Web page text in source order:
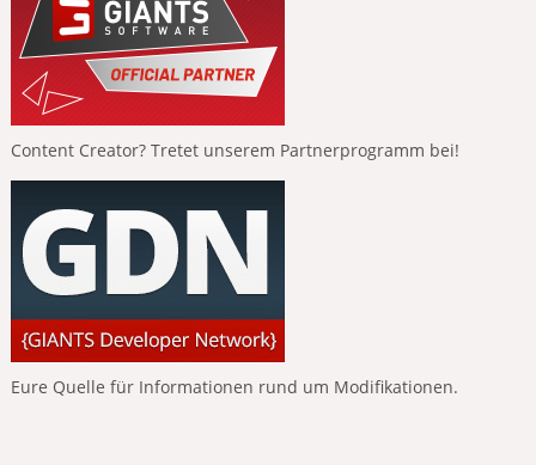
Content Creator? Tretet unserem Partnerprogramm bei!
Eure Quelle für Informationen rund um Modifikationen.